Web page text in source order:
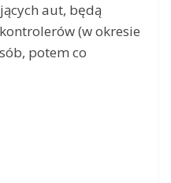
aut, będą
(w okresie
potem co